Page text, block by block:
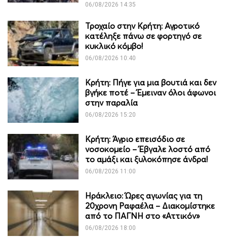
06/08/2026 14:35
Τροχαίο στην Κρήτη: Αγροτικό
κατέληξε πάνω σε φορτηγό σε
κυκλικό κόμβο!
06/08/2026 10:40
Κρήτη: Πήγε για μια βουτιά και δεν
βγήκε ποτέ – Έμειναν όλοι άφωνοι
στην παραλία
06/08/2026 15:20
Κρήτη: Άγριο επεισόδιο σε
νοσοκομείο – Έβγαλε λοστό από
το αμάξι και ξυλοκόπησε άνδρα!
06/08/2026 11:00
Ηράκλειο: Ώρες αγωνίας για τη
20χρονη Ραφαέλα – Διακομίστηκε
από το ΠΑΓΝΗ στο «Αττικόν»
06/08/2026 18:00